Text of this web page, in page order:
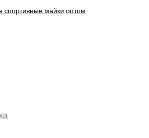
спортивные майки оптом